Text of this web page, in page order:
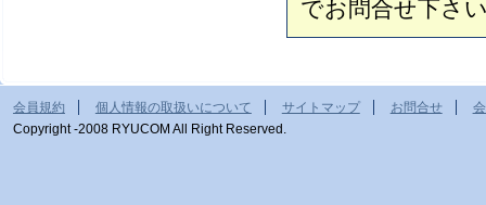
でお問合せ下さ
会員規約 個人情報の取扱いについて サイトマップ お問合せ
Copyright -2008 RYUCOM All Right Reserved.